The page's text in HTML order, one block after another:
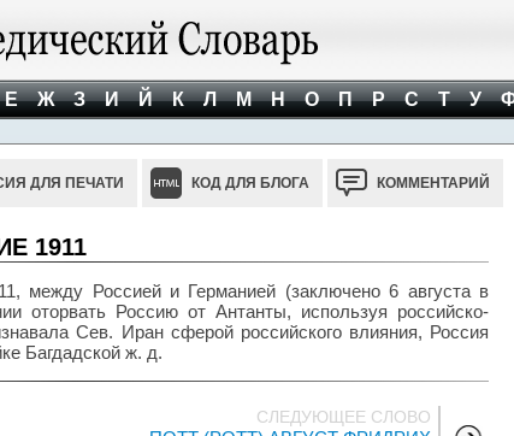
Е Ж З И Й К Л М Н О П Р С Т У
ДЛЯ ПЕЧАТИ КОД ДЛЯ БЛОГА КОММЕНТАРИЙ
1911
Россией и Германией (заключено 6 августа в
оторвать Россию от Антанты, используя российско-
Сев. Иран сферой российского влияния, Россия
Багдадской ж. д.
СЛЕДУЮЩЕЕ СЛОВО